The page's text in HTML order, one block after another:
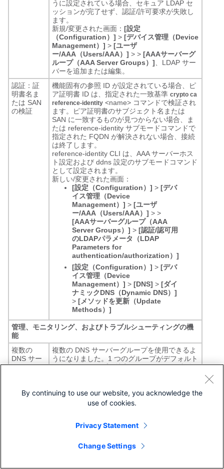
うに設定されている場合、セキュア LDAP セ
ッションが完了せず、認証/許可要求が失敗し
ます。
新規/変更された画面： [設定
（Configuration）] > [デバイス管理（Device
Management）] > [ユーザ
ー/AAA（Users/AAA）] > > [AAAサーバーグ
ループ（AAA Server Groups）] 、LDAP サー
バーを追加または編集。
認証：証
明書名ま
たは SAN
の検証
機能固有の参照 ID が設定されている場合、ピ
ア証明書 ID は、指定された一致基準 crypto ca
reference-identity <name> コマンドで検証され
ます。ピア証明書のサブジェクト名または
SAN に一致するものが見つからない場合、ま
たは reference-identity サブモードコマンドで
指定された FQDN が解決されない場合、接続
は終了します。
reference-identity CLI は、AAA サーバーホス
ト設定および ddns 設定のサブモードコマンド
として設定されます。
新しい/変更された画面：
[設定（Configuration）] > [デバ
イス管理（Device
Management）] > [ユーザ
ー/AAA（Users/AAA）] > >
[AAAサーバーグループ（AAA
Server Groups）] > [認証/認可用
のLDAPパラメータ（LDAP
Parameters for
authentication/authorization）]
[設定（Configuration）] > [デバ
イス管理（Device
Management）] > [DNS] > [ダイ
ナミックDNS（Dynamic DNS）]
> [メソッドを更新（Update
Methods）]
管理、モニタリング、およびトラブルシューティングの機
能
複数の
DNS サー
バーグル
複数の DNS サーバーグループを使用できるよ
うになりました。1 つのグループがデフォルト
で、他のグループを特定のドメインに関連付け
は、そのグループを使用します。たとえば、内
部の eng.cisco.com サーバー宛てのトラフィ
マッピングできます。ドメインマッピングと一
たドメインを持たないデフォルトの DNS サー
バーグループを使用します。たとえば、
By continuing to use our website, you acknowledge the
use of cookies.
Privacy Statement
Change Settings